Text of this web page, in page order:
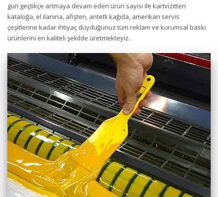
gün geçtikçe artmaya devam eden ürün sayısı ile kartvizitten
kataloğa, el ilanına, afişten, antetli kağıda, amerikan servis
çeşitlerine kadar ihtiyaç duyduğunuz tüm reklam ve kurumsal baskı
ürünlerini en kaliteli şekilde üretmekteyiz.